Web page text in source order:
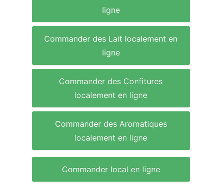
ligne
Commander des Lait localement en
ligne
Commander des Confitures
localement en ligne
Commander des Aromatiques
localement en ligne
Commander local en ligne